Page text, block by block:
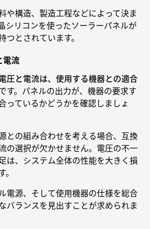
や構造、製造工程などによって決ま
シリコンを使ったソーラーパネルが
とされています。
電流
圧と電流は、使用する機器との適合
す。パネルの出力が、機器の要求す
っているかどうかを確認しましょ
との組み合わせを考える場合、互換
の選択が欠かせません。電圧の不一
は、システム全体の性能を大きく損
電源、そして使用機器の仕様を総合
バランスを見出すことが求められま